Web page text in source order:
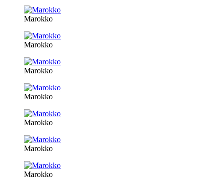
Marokko
Marokko
Marokko
Marokko
Marokko
Marokko
Marokko